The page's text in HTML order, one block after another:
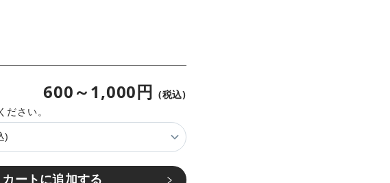
600～1,000円 (税込)
カートに追加する